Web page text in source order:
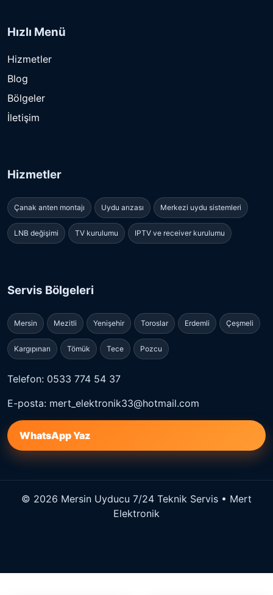
Hızlı Menü
Hizmetler
Blog
Bölgeler
İletişim
Hizmetler
Çanak anten montajı Uydu arızası Merkezi uydu sistemleri
LNB değişimi TV kurulumu IPTV ve receiver kurulumu
Servis Bölgeleri
Mersin Mezitli Yenişehir Toroslar Erdemli Çeşmeli
Kargıpınarı Tömük Tece Pozcu
Telefon: 0533 774 54 37
E-posta: mert_elektronik33@hotmail.com
WhatsApp Yaz
© 2026 Mersin Uyducu 7/24 Teknik Servis • Mert
Elektronik